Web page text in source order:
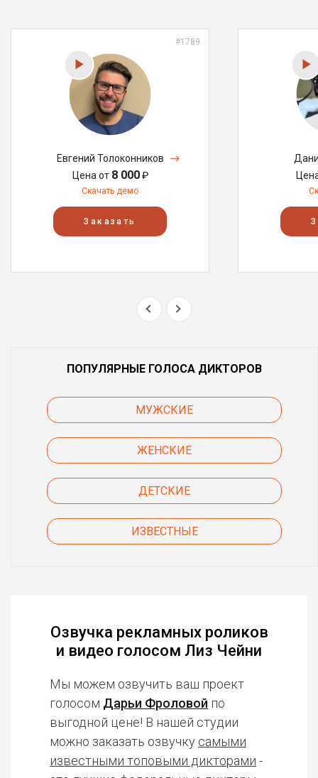
#1789
Евгений Толоконников
Цена от 8 000₽
Скачать демо
Заказать
ПОПУЛЯРНЫЕ ГОЛОСА ДИКТОРОВ
МУЖСКИЕ
ЖЕНСКИЕ
ДЕТСКИЕ
ИЗВЕСТНЫЕ
Озвучка рекламных роликов
и видео голосом Лиз Чейни
Мы можем озвучить ваш проект
голосом Дарьи Фроловой по
выгодной цене! В нашей студии
можно заказать озвучку самыми
известными топовыми дикторами -